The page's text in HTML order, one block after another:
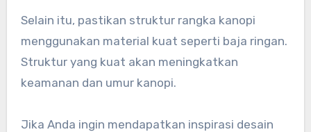
Selain itu, pastikan struktur rangka kanopi
menggunakan material kuat seperti baja ringan.
Struktur yang kuat akan meningkatkan
keamanan dan umur kanopi.
Jika Anda ingin mendapatkan inspirasi desain